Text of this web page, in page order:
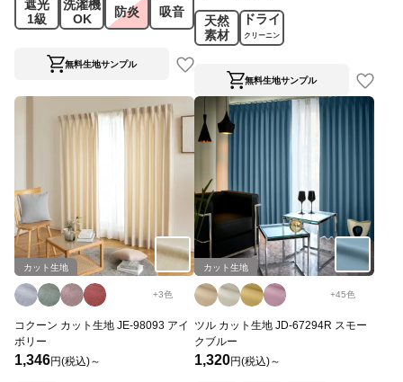
遮光
1級
洗濯機
OK
防炎 吸音
無料生地サンプル
天然
素材
ドライ
クリーニン
無料生地サンプル
カット生地
+3色
コクーン カット生地 JE-98093 アイ
ボリー
1,346円(税込)～
カット生地
+45色
ツル カット生地 JD-67294R スモー
クブルー
1,320円(税込)～